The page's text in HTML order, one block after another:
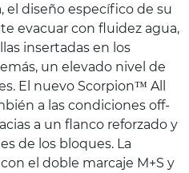
el diseño específico de su
evacuar con fluidez agua,
insertadas en los
un elevado nivel de
El nuevo Scorpion™ All
a las condiciones off-
a un flanco reforzado y
de los bloques. La
el doble marcaje M+S y